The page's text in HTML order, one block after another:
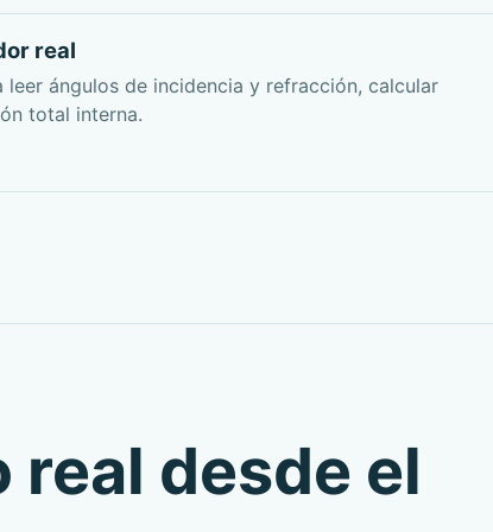
real
ángulos de incidencia y refracción, calcular
total interna.
real desde el